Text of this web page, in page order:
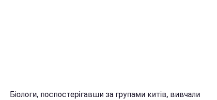
Біологи, поспостерігавши за групами китів, вивчали